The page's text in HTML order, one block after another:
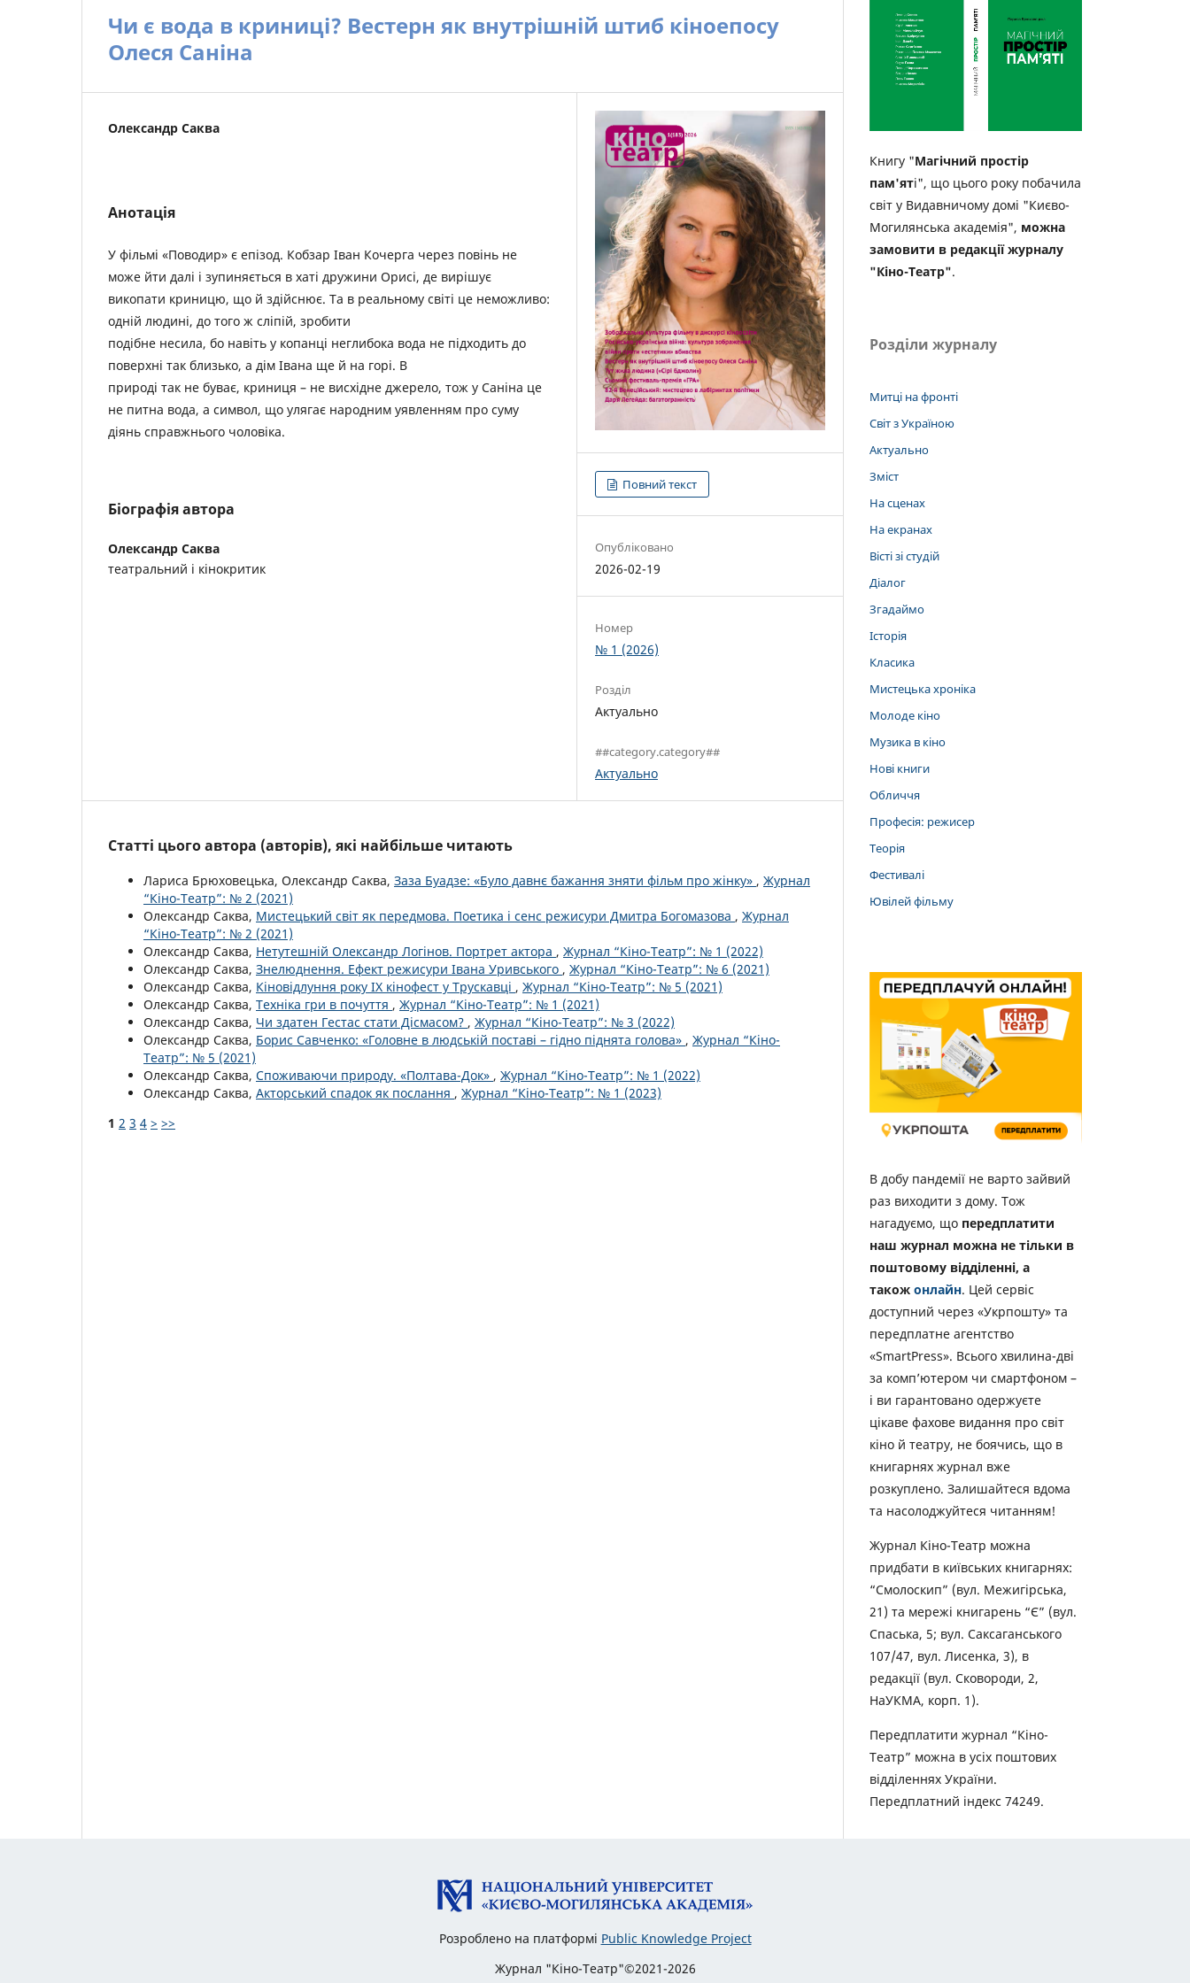
Чи є вода в криниці? Вестерн як внутрішній штиб кіноепосу
Олеся Саніна
Олександр Саква
Анотація
У фільмі «Поводир» є епізод. Кобзар Іван Кочерга через повінь не
може йти далі і зупиняється в хаті дружини Орисі, де вирішує
викопати криницю, що й здійснює. Та в реальному світі це неможливо:
одній людині, до того ж сліпій, зробити
подібне несила, бо навіть у копанці неглибока вода не підходить до
поверхні так близько, а дім Івана ще й на горі. В
природі так не буває, криниця – не висхідне джерело, тож у Саніна це
не питна вода, а символ, що улягає народним уявленням про суму
діянь справжнього чоловіка.
Біографія автора
Олександр Саква
театральний і кінокритик
Повний текст
Опубліковано
2026-02-19
Номер
№ 1 (2026)
Розділ
Актуально
##category.category##
Актуально
Статті цього автора (авторів), які найбільше читають
Лариса Брюховецька, Олександр Саква, Заза Буадзе: «Було давнє бажання зняти фільм про жінку» , Журнал
“Кіно-Театр”: № 2 (2021)
Олександр Саква, Мистецький світ як передмова. Поетика і сенс режисури Дмитра Богомазова , Журнал
“Кіно-Театр”: № 2 (2021)
Олександр Саква, Нетутешній Олександр Логінов. Портрет актора , Журнал “Кіно-Театр”: № 1 (2022)
Олександр Саква, Знелюднення. Ефект режисури Івана Уривського , Журнал “Кіно-Театр”: № 6 (2021)
Олександр Саква, Кіновідлуння року ІХ кінофест у Трускавці , Журнал “Кіно-Театр”: № 5 (2021)
Олександр Саква, Техніка гри в почуття , Журнал “Кіно-Театр”: № 1 (2021)
Олександр Саква, Чи здатен Гестас стати Дісмасом? , Журнал “Кіно-Театр”: № 3 (2022)
Олександр Саква, Борис Савченко: «Головне в людській поставі – гідно піднята голова» , Журнал “Кіно-
Театр”: № 5 (2021)
Олександр Саква, Споживаючи природу. «Полтава-Док» , Журнал “Кіно-Театр”: № 1 (2022)
Олександр Саква, Акторський спадок як послання , Журнал “Кіно-Театр”: № 1 (2023)
1 2 3 4 > >>
Книгу "Магічний простір
пам'яті", що цього року побачила
світ у Видавничому домі "Києво-
Могилянська академія", можна
замовити в редакції журналу
"Кіно-Театр".
Розділи журналу
Митці на фронті
Світ з Україною
Актуально
Зміст
На сценах
На екранах
Вісті зі студій
Діалог
Згадаймо
Історія
Класика
Мистецька хроніка
Молоде кіно
Музика в кіно
Нові книги
Обличчя
Професія: режисер
Теорія
Фестивалі
Ювілей фільму
В добу пандемії не варто зайвий
раз виходити з дому. Тож
нагадуємо, що передплатити
наш журнал можна не тільки в
поштовому відділенні, а
також онлайн. Цей сервіс
доступний через «Укрпошту» та
передплатне агентство
«SmartPress». Всього хвилина-дві
за комп’ютером чи смартфоном –
і ви гарантовано одержуєте
цікаве фахове видання про світ
кіно й театру, не боячись, що в
книгарнях журнал вже
розкуплено. Залишайтеся вдома
та насолоджуйтеся читанням!
Журнал Кіно-Театр можна
придбати в київських книгарнях:
“Смолоскип” (вул. Межигірська,
21) та мережі книгарень “Є” (вул.
Спаська, 5; вул. Саксаганського
107/47, вул. Лисенка, 3), в
редакції (вул. Сковороди, 2,
НаУКМА, корп. 1).
Передплатити журнал “Кіно-
Театр” можна в усіх поштових
відділеннях України.
Передплатний індекс 74249.
Розроблено на платформі Public Knowledge Project
Журнал "Кіно-Театр"©2021-2026